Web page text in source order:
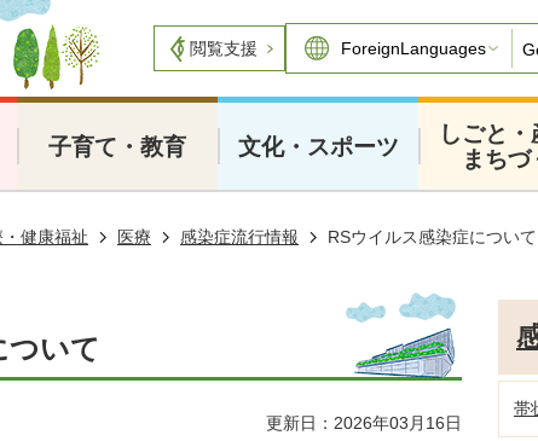
閲覧支援
子育て・教育 文化・スポーツ
しごと・
まちづ
・健康福祉 医療 感染症流行情報 RSウイルス感染症について
ついて
更新日：2026年03月16日
帯